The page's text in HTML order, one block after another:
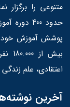
متنوعی را
پوشش آموزش خود
اعتقادی، علم
آخرین